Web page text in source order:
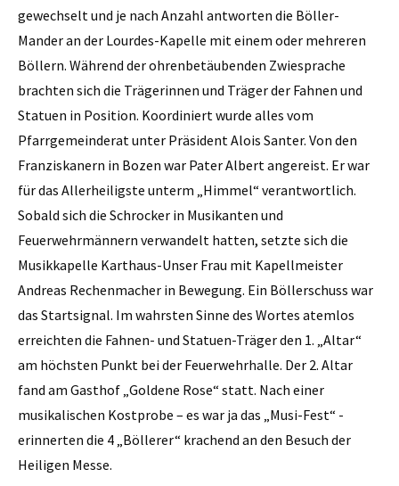
gewechselt und je nach Anzahl antworten die Böller-
Mander an der Lourdes-Kapelle mit einem oder mehreren
Böllern. Während der ohrenbetäubenden Zwiesprache
brachten sich die Trägerinnen und Träger der Fahnen und
Statuen in Position. Koordiniert wurde alles vom
Pfarrgemeinderat unter Präsident Alois Santer. Von den
Franziskanern in Bozen war Pater Albert angereist. Er war
für das Allerheiligste unterm „Himmel“ verantwortlich.
Sobald sich die Schrocker in Musikanten und
Feuerwehrmännern verwandelt hatten, setzte sich die
Musikkapelle Karthaus-Unser Frau mit Kapellmeister
Andreas Rechenmacher in Bewegung. Ein Böllerschuss war
das Startsignal. Im wahrsten Sinne des Wortes atemlos
erreichten die Fahnen- und Statuen-Träger den 1. „Altar“
am höchsten Punkt bei der Feuerwehrhalle. Der 2. Altar
fand am Gasthof „Goldene Rose“ statt. Nach einer
musikalischen Kostprobe – es war ja das „Musi-Fest“ -
erinnerten die 4 „Böllerer“ krachend an den Besuch der
Heiligen Messe.